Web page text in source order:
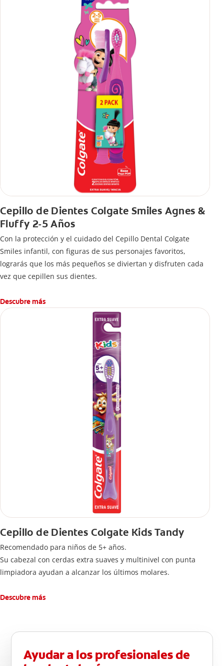
Cepillo de Dientes Colgate Smiles Agnes &
Fluffy 2-5 Años
Con la protección y el cuidado del Cepillo Dental Colgate
Smiles infantil, con figuras de sus personajes favoritos,
lograrás que los más pequeños se diviertan y disfruten cada
vez que cepillen sus dientes.
Descubre más
Cepillo de Dientes Colgate Kids Tandy
Recomendado para niños de 5+ años.
Su cabezal con cerdas extra suaves y multinivel con punta
limpiadora ayudan a alcanzar los últimos molares.
Descubre más
Ayudar a los profesionales de